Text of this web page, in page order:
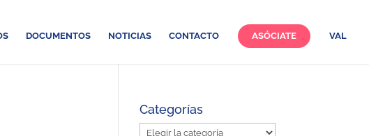
DOCUMENTOS NOTICIAS CONTACTO ASÓCIATE VAL
Categorías
Categorías